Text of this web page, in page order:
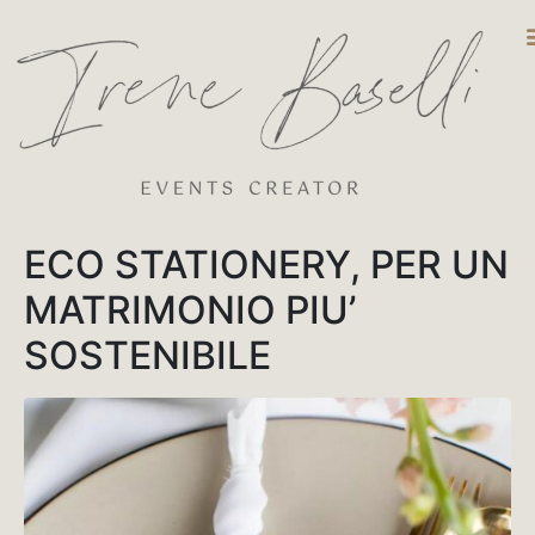
ECO STATIONERY, PER UN
MATRIMONIO PIU’
SOSTENIBILE